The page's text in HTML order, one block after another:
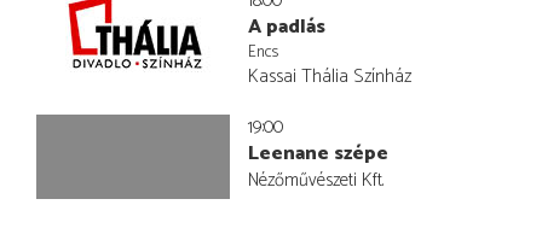
A padlás
Encs
Kassai Thália Színház
19:00
Leenane szépe
Nézőművészeti Kft.